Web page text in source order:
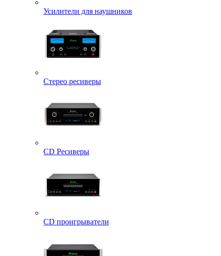
Усилители для наушников
Стерео ресиверы
CD Ресиверы
CD проигрыватели